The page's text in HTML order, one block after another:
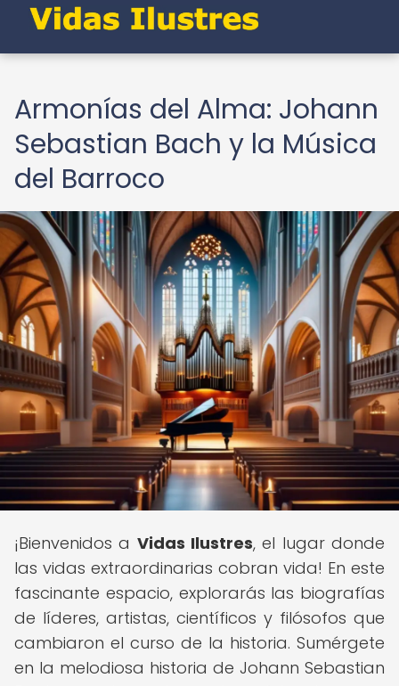
Armonías del Alma: Johann
Sebastian Bach y la Música
del Barroco
¡Bienvenidos a Vidas Ilustres, el lugar donde
las vidas extraordinarias cobran vida! En este
fascinante espacio, explorarás las biografías
de líderes, artistas, científicos y filósofos que
cambiaron el curso de la historia. Sumérgete
en la melodiosa historia de Johann Sebastian